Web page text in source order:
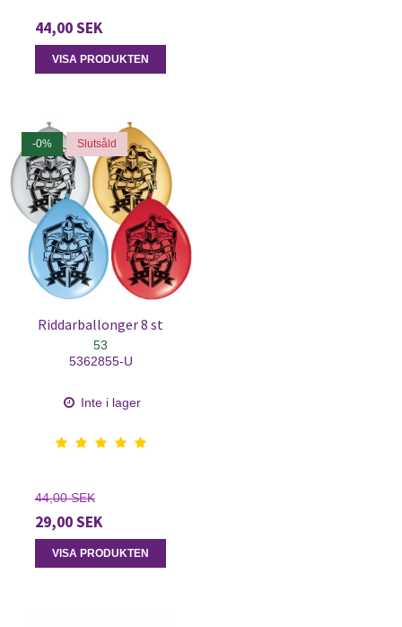
44,00 SEK
VISA PRODUKTEN
-0% Slutsåld
Riddarballonger 8 st
53
5362855-U
Inte i lager
44,00 SEK
29,00 SEK
VISA PRODUKTEN